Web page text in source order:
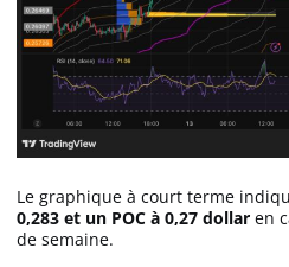
Le graphique à court terme
0,283 et un POC à 0,27 dollar en
de semaine.